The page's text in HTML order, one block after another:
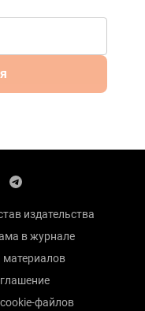
издательства
в журнале
файлов